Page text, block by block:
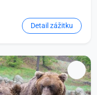
Detail zážitku